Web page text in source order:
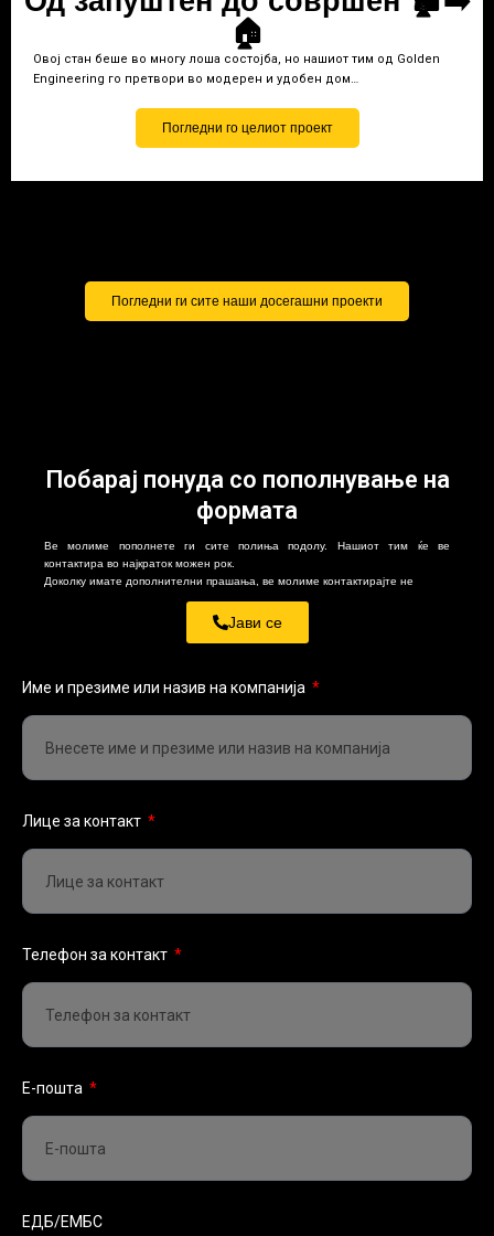
🏠
Овој стан беше во многу лоша состојба, но нашиот тим од Golden
Engineering го претвори во модерен и удобен дом…
Погледни го целиот проект
Погледни ги сите наши досегашни проекти
Побарај понуда со пополнување на
формата
Ве молиме пополнете ги сите полиња подолу. Нашиот тим ќе ве
контактира во најкраток можен рок.
Доколку имате дополнителни прашања, ве молиме контактирајте не
Јави се
Име и презиме или назив на компанија
Лице за контакт
Телефон за контакт
Е-пошта
ЕДБ/ЕМБС